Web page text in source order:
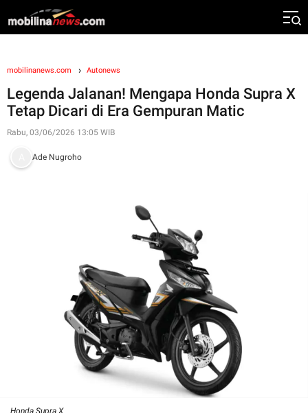
mobilinanews.com Autonews
Legenda Jalanan! Mengapa Honda Supra X
Tetap Dicari di Era Gempuran Matic
Rabu, 03/06/2026 13:05 WIB
Ade Nugroho
Honda Supra X